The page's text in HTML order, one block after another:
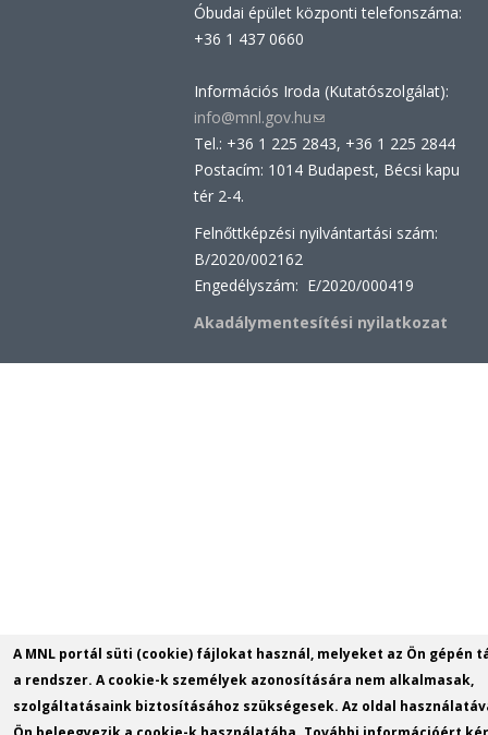
Óbudai épület központi telefonszáma:
+36 1 437 0660
Információs Iroda (Kutatószolgálat):
info@mnl.gov.hu(link
sends
e-
Tel.: +36 1 225 2843, +36 1 225 2844
Postacím: 1014 Budapest, Bécsi kapu
tér 2-4.
Felnőttképzési nyilvántartási szám:
B/2020/002162
Engedélyszám: E/2020/000419
Akadálymentesítési nyilatkozat
A MNL portál süti (cookie) fájlokat használ, melyeket az Ön gépén
a rendszer. A cookie-k személyek azonosítására nem alkalmasak,
szolgáltatásaink biztosításához szükségesek. Az oldal